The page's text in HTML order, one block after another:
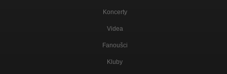
Koncerty
Videa
Fanoušci
Kluby